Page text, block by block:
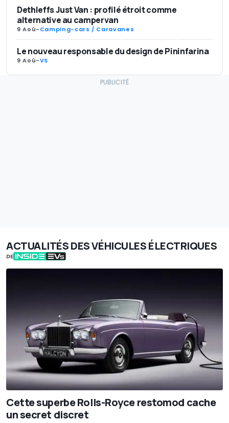
Dethleffs Just Van : profilé étroit comme
alternative au campervan
9 Aoû-Camping-cars / Caravanes
Le nouveau responsable du design de Pininfarina
9 Aoû-VS
ACTUALITÉS DES VÉHICULES ÉLECTRIQUES
DE
Cette superbe Rolls-Royce restomod cache
un secret discret